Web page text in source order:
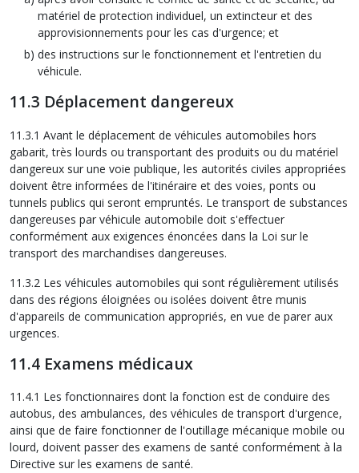
matériel de protection individuel, un extincteur et des
approvisionnements pour les cas d'urgence; et
des instructions sur le fonctionnement et l'entretien du
véhicule.
11.3 Déplacement dangereux
11.3.1 Avant le déplacement de véhicules automobiles hors
gabarit, très lourds ou transportant des produits ou du matériel
dangereux sur une voie publique, les autorités civiles appropriées
doivent être informées de l'itinéraire et des voies, ponts ou
tunnels publics qui seront empruntés. Le transport de substances
dangereuses par véhicule automobile doit s'effectuer
conformément aux exigences énoncées dans la Loi sur le
transport des marchandises dangereuses.
11.3.2 Les véhicules automobiles qui sont régulièrement utilisés
dans des régions éloignées ou isolées doivent être munis
d'appareils de communication appropriés, en vue de parer aux
urgences.
11.4 Examens médicaux
11.4.1 Les fonctionnaires dont la fonction est de conduire des
autobus, des ambulances, des véhicules de transport d'urgence,
ainsi que de faire fonctionner de l'outillage mécanique mobile ou
lourd, doivent passer des examens de santé conformément à la
Directive sur les examens de santé.